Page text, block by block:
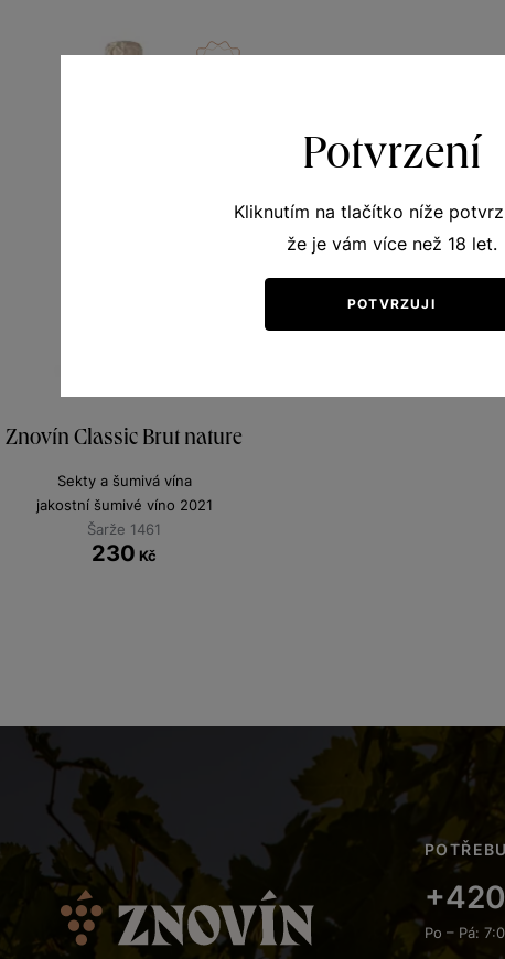
Znovín Classic Brut nature
Sekty a šumivá vína
jakostní šumivé víno 2021
Šarže 1461
230 Kč
Po – Pá:
Potvrzení
Kliknutím na tlačítko níže
že je vám více než 18 let.
POTVRZUJI